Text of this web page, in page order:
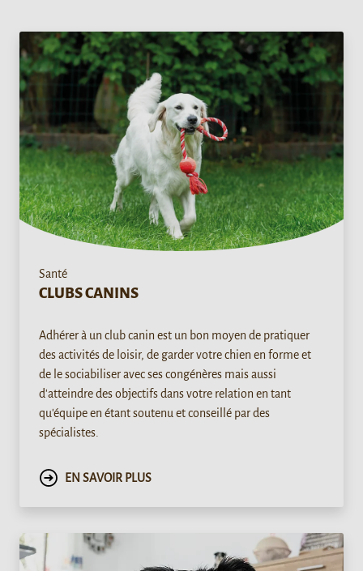
Santé
CLUBS CANINS
Adhérer à un club canin est un bon moyen de pratiquer
des activités de loisir, de garder votre chien en forme et
de le sociabiliser avec ses congénères mais aussi
d'atteindre des objectifs dans votre relation en tant
qu'équipe en étant soutenu et conseillé par des
spécialistes.
EN SAVOIR PLUS